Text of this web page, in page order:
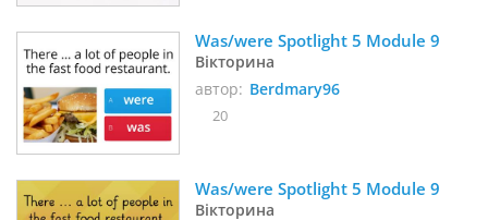
Was/were Spotlight 5 Module 9
Вікторина
автор: Berdmary96
20
Was/were Spotlight 5 Module 9
Вікторина